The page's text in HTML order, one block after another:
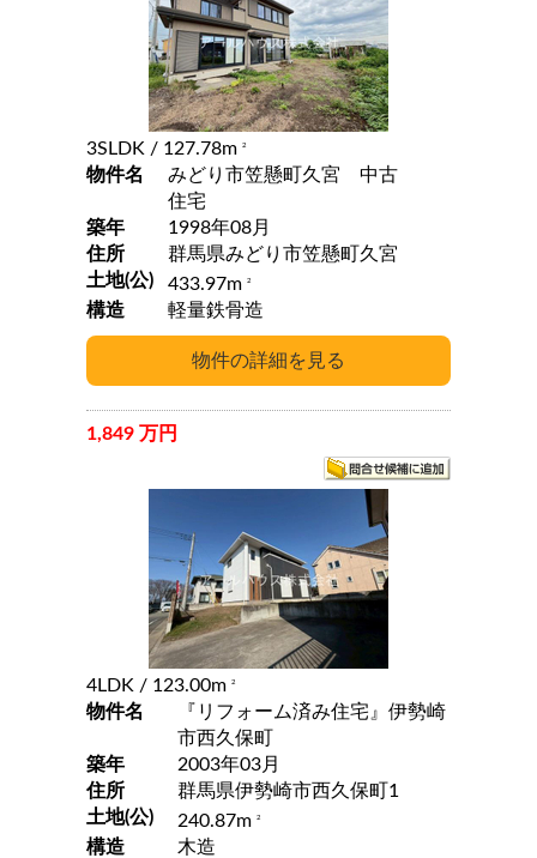
3SLDK / 127.78m 2
物件名
みどり市笠懸町久宮 中古
住宅
築年
1998年08月
住所
群馬県みどり市笠懸町久宮
土地(公)
433.97m 2
構造 軽量鉄骨造
1,849 万円
4LDK / 123.00m 2
物件名
『リフォーム済み住宅』伊勢崎
市西久保町
築年
2003年03月
住所
群馬県伊勢崎市西久保町1
土地(公)
240.87m 2
構造 木造